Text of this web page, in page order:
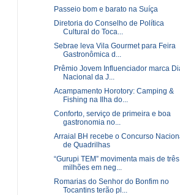
Passeio bom e barato na Suíça
Diretoria do Conselho de Política
Cultural do Toca...
Sebrae leva Vila Gourmet para Feira
Gastronômica d...
Prêmio Jovem Influenciador marca
Nacional da J...
Acampamento Horotory: Camping &
Fishing na Ilha do...
Conforto, serviço de primeira e boa
gastronomia no...
Arraial BH recebe o Concurso
de Quadrilhas
“Gurupi TEM” movimenta mais de três
milhões em neg...
Romarias do Senhor do Bonfim no
Tocantins terão pl...